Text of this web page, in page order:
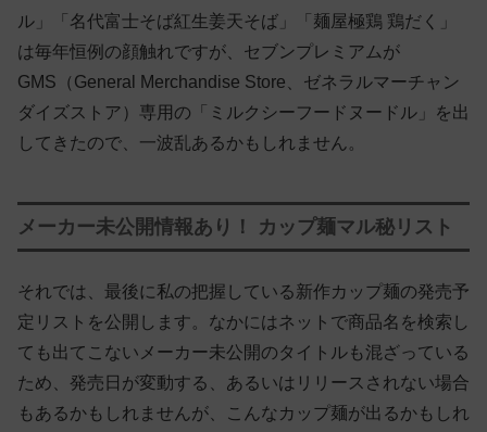
ル」「名代富士そば紅生姜天そば」「麺屋極鶏 鶏だく」
は毎年恒例の顔触れですが、セブンプレミアムが
GMS（General Merchandise Store、ゼネラルマーチャン
ダイズストア）専用の「ミルクシーフードヌードル」を出
してきたので、一波乱あるかもしれません。
メーカー未公開情報あり！ カップ麺マル秘リスト
それでは、最後に私の把握している新作カップ麺の発売予
定リストを公開します。なかにはネットで商品名を検索し
ても出てこないメーカー未公開のタイトルも混ざっている
ため、発売日が変動する、あるいはリリースされない場合
もあるかもしれませんが、こんなカップ麺が出るかもしれ